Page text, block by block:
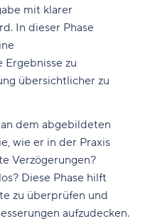
mit klarer
In dieser Phase
Ergebnisse zu
übersichtlicher zu
dem abgebildeten
wie er in der Praxis
Verzögerungen?
Diese Phase hilft
zu überprüfen und
aufzudecken.